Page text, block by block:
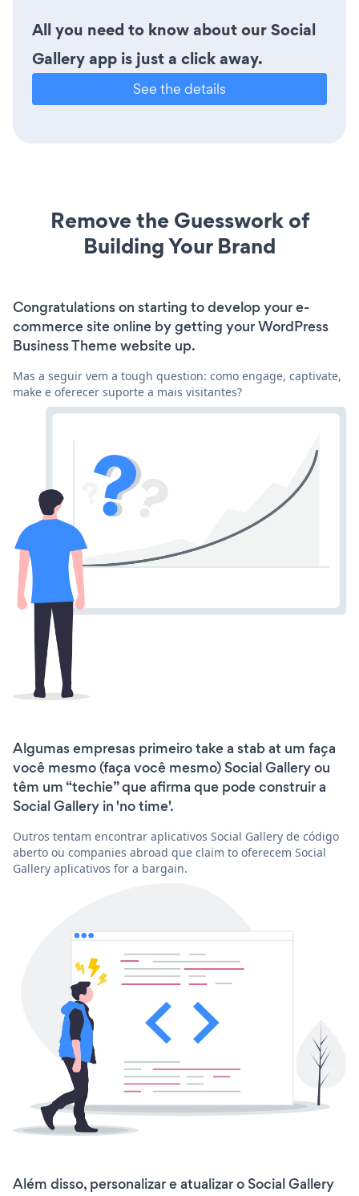
All you need to know about our Social
Gallery app is just a click away.
See the details
Remove the Guesswork of
Building Your Brand
Congratulations on starting to develop your e-
commerce site online by getting your WordPress
Business Theme website up.
Mas a seguir vem a tough question: como engage, captivate,
make e oferecer suporte a mais visitantes?
Algumas empresas primeiro take a stab at um faça
você mesmo (faça você mesmo) Social Gallery ou
têm um “techie” que afirma que pode construir a
Social Gallery in 'no time'.
Outros tentam encontrar aplicativos Social Gallery de código
aberto ou companies abroad que claim to oferecem Social
Gallery aplicativos for a bargain.
Além disso, personalizar e atualizar o Social Gallery